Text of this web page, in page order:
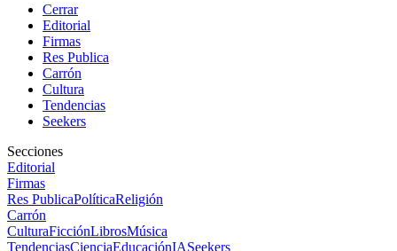
Cerrar
Editorial
Firmas
Res Publica
Carrón
Cultura
Tendencias
Seekers
Secciones
Editorial
Firmas
Res PublicaPolíticaReligión
Carrón
CulturaFicciónLibrosMúsica
TendenciasCienciaEducaciónIASeekers